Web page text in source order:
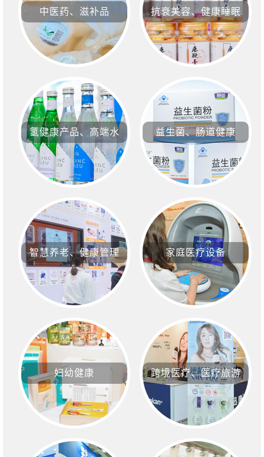
中医药、滋补品 抗衰美容、健康睡眠
氢健康产品、高端水 益生菌、肠道健康
智慧养老、健康管理 家庭医疗设备
妇幼健康 跨境医疗、医疗旅游